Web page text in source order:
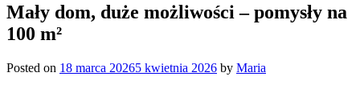
Mały dom, duże możliwości – pomysły na
100 m²
Posted on 18 marca 20265 kwietnia 2026 by Maria